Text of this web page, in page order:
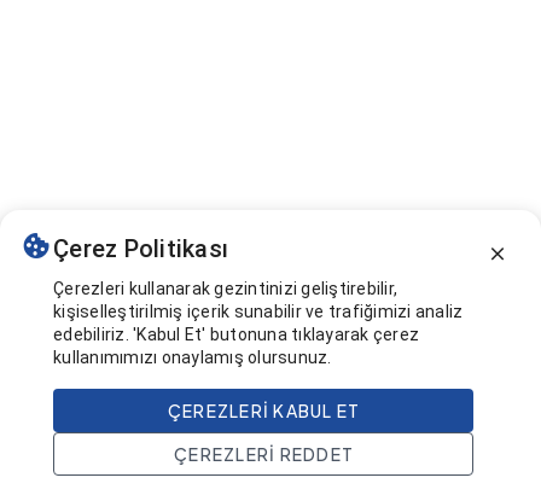
Çerez Politikası
Çerezleri kullanarak gezintinizi geliştirebilir,
kişiselleştirilmiş içerik sunabilir ve trafiğimizi analiz
edebiliriz. 'Kabul Et' butonuna tıklayarak çerez
kullanımımızı onaylamış olursunuz.
ÇEREZLERI KABUL ET
ÇEREZLERI REDDET